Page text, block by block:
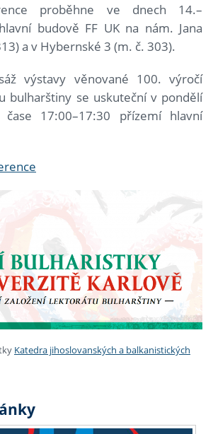
proběhne ve dnech 14.–
budově FF UK na nám. Jana
a v Hybernské 3 (m. č. 303).
výstavy věnované 100. výročí
bulharštiny se uskuteční v pondělí
17:00–17:30 přízemí hlavní
Katedra jihoslovanských a balkanistických